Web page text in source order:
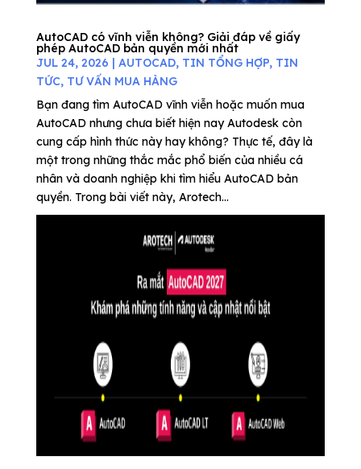
AutoCAD có vĩnh viễn không? Giải đáp về giấy
phép AutoCAD bản quyền mới nhất
JUL 24, 2026 | AUTOCAD, TIN TỔNG HỢP, TIN
TỨC, TƯ VẤN MUA HÀNG
Bạn đang tìm AutoCAD vĩnh viễn hoặc muốn mua
AutoCAD nhưng chưa biết hiện nay Autodesk còn
cung cấp hình thức này hay không? Thực tế, đây là
một trong những thắc mắc phổ biến của nhiều cá
nhân và doanh nghiệp khi tìm hiểu AutoCAD bản
quyền. Trong bài viết này, Arotech...